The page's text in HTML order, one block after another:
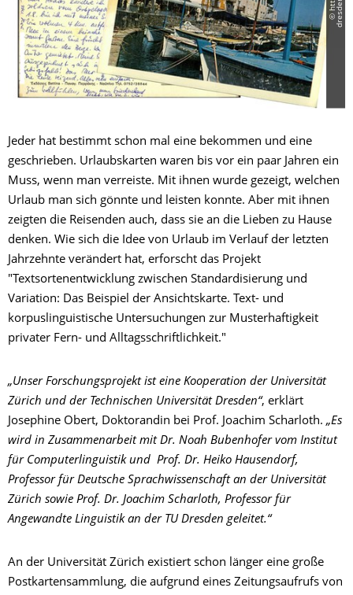
Jeder hat bestimmt schon mal eine bekommen und eine
geschrieben. Urlaubskarten waren bis vor ein paar Jahren ein
Muss, wenn man verreiste. Mit ihnen wurde gezeigt, welchen
Urlaub man sich gönnte und leisten konnte. Aber mit ihnen
zeigten die Reisenden auch, dass sie an die Lieben zu Hause
denken. Wie sich die Idee von Urlaub im Verlauf der letzten
Jahrzehnte verändert hat, erforscht das Projekt
"Textsortenentwicklung zwischen Standardisierung und
Variation: Das Beispiel der Ansichtskarte. Text- und
korpuslinguistische Untersuchungen zur Musterhaftigkeit
privater Fern- und Alltagsschriftlichkeit."
„Unser Forschungsprojekt ist eine Kooperation der Universität
Zürich und der Technischen Universität Dresden“, erklärt
Josephine Obert, Doktorandin bei Prof. Joachim Scharloth. „Es
wird in Zusammenarbeit mit Dr. Noah Bubenhofer vom Institut
für Computerlinguistik und Prof. Dr. Heiko Hausendorf,
Professor für Deutsche Sprachwissenschaft an der Universität
Zürich sowie Prof. Dr. Joachim Scharloth, Professor für
Angewandte Linguistik an der TU Dresden geleitet.“
An der Universität Zürich existiert schon länger eine große
Postkartensammlung, die aufgrund eines Zeitungsaufrufs von